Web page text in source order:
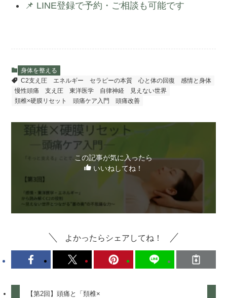
📌 LINE登録で予約・ご相談も可能です
身体を整える
C2支え圧
エネルギー セラピーの本質 心と体の回復
感情と身体
慢性頭痛
支え圧 東洋医学 自律神経
見えない世界
頚椎×硬膜リセット
頭痛ケア入門 頭痛改善
この記事が気に入ったら
いいねしてね！
よかったらシェアしてね！
【第2回】頭痛と「頚椎×